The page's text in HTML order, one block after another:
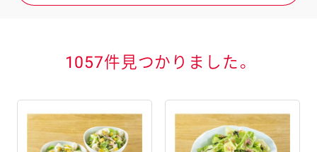
1057件見つかりました。